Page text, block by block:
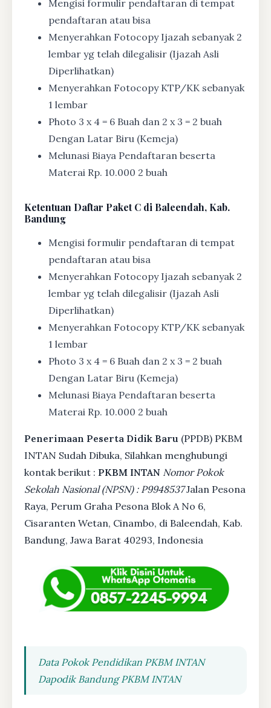
Mengisi formulir pendaftaran di tempat
pendaftaran atau bisa
Menyerahkan Fotocopy Ijazah sebanyak 2
lembar yg telah dilegalisir (Ijazah Asli
Diperlihatkan)
Menyerahkan Fotocopy KTP/KK sebanyak
1 lembar
Photo 3 x 4 = 6 Buah dan 2 x 3 = 2 buah
Dengan Latar Biru (Kemeja)
Melunasi Biaya Pendaftaran beserta
Materai Rp. 10.000 2 buah
Ketentuan Daftar Paket C di Baleendah, Kab.
Bandung
Mengisi formulir pendaftaran di tempat
pendaftaran atau bisa
Menyerahkan Fotocopy Ijazah sebanyak 2
lembar yg telah dilegalisir (Ijazah Asli
Diperlihatkan)
Menyerahkan Fotocopy KTP/KK sebanyak
1 lembar
Photo 3 x 4 = 6 Buah dan 2 x 3 = 2 buah
Dengan Latar Biru (Kemeja)
Melunasi Biaya Pendaftaran beserta
Materai Rp. 10.000 2 buah
Penerimaan Peserta Didik Baru (PPDB) PKBM
INTAN Sudah Dibuka, Silahkan menghubungi
kontak berikut : PKBM INTAN Nomor Pokok
Sekolah Nasional (NPSN) : P9948537Jalan Pesona
Raya, Perum Graha Pesona Blok A No 6,
Cisaranten Wetan, Cinambo, di Baleendah, Kab.
Bandung, Jawa Barat 40293, Indonesia
Data Pokok Pendidikan PKBM INTAN
Dapodik Bandung PKBM INTAN